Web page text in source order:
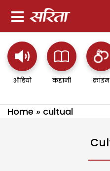
ऑडियो कहानी क्राइम
Home » cultual